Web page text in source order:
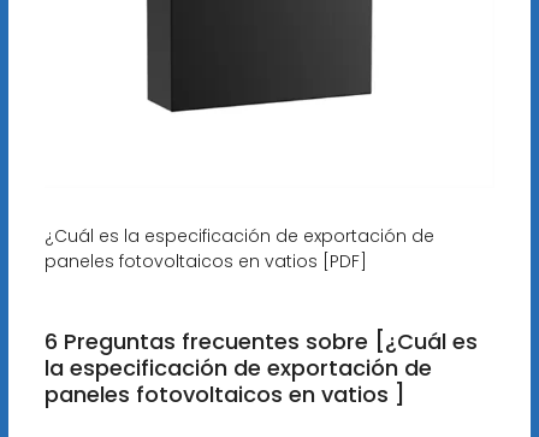
¿Cuál es la especificación de exportación de
paneles fotovoltaicos en vatios [PDF]
6 Preguntas frecuentes sobre [¿Cuál es
la especificación de exportación de
paneles fotovoltaicos en vatios ]